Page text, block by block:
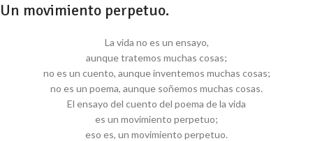
Un movimiento perpetuo.
La vida no es un ensayo,
aunque tratemos muchas cosas;
no es un cuento, aunque inventemos muchas cosas;
no es un poema, aunque soñemos muchas cosas.
El ensayo del cuento del poema de la vida
es un movimiento perpetuo;
eso es, un movimiento perpetuo.